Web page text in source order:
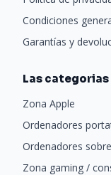
Condiciones
Garantías y
Las
Zona Apple
Ordenadores
Ordenadores
Zona gaming /